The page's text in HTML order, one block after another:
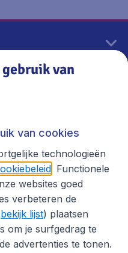
van
van cookies
technologieën
. Functionele
websites goed
verbeteren de
bekijk lijst) plaatsen
om je surfgedrag te
advertenties te tonen.